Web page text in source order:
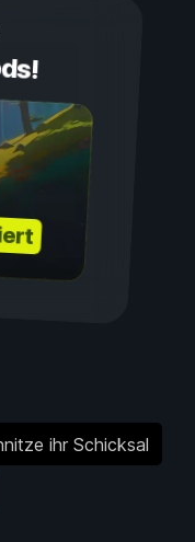
ihr Schicksal